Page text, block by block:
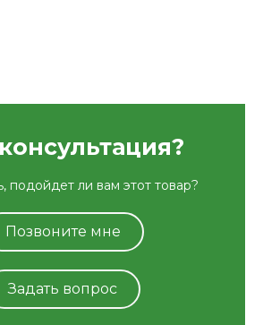
подойдет ли вам этот товар?
Позвоните мне
Задать вопрос